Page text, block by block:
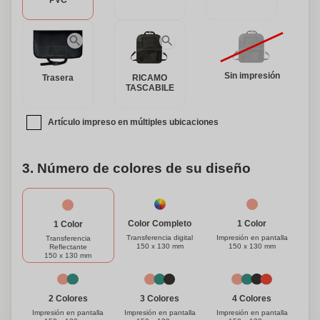
imprescindible. Manténgase organizado y disfrute de un
viaje sin complicaciones con este versátil y elegante
organizador de coche.
Trasera
RICAMO
TASCABILE
Sin impresión
Artículo impreso en múltiples ubicaciones
3. Número de colores de su diseño
1 Color
Transferencia
Reflectante
150 x 130 mm
Color Completo
Transferencia digital
150 x 130 mm
1 Color
Impresión en pantalla
150 x 130 mm
2 Colores
Impresión en pantalla
3 Colores
Impresión en pantalla
4 Colores
Impresión en pantalla